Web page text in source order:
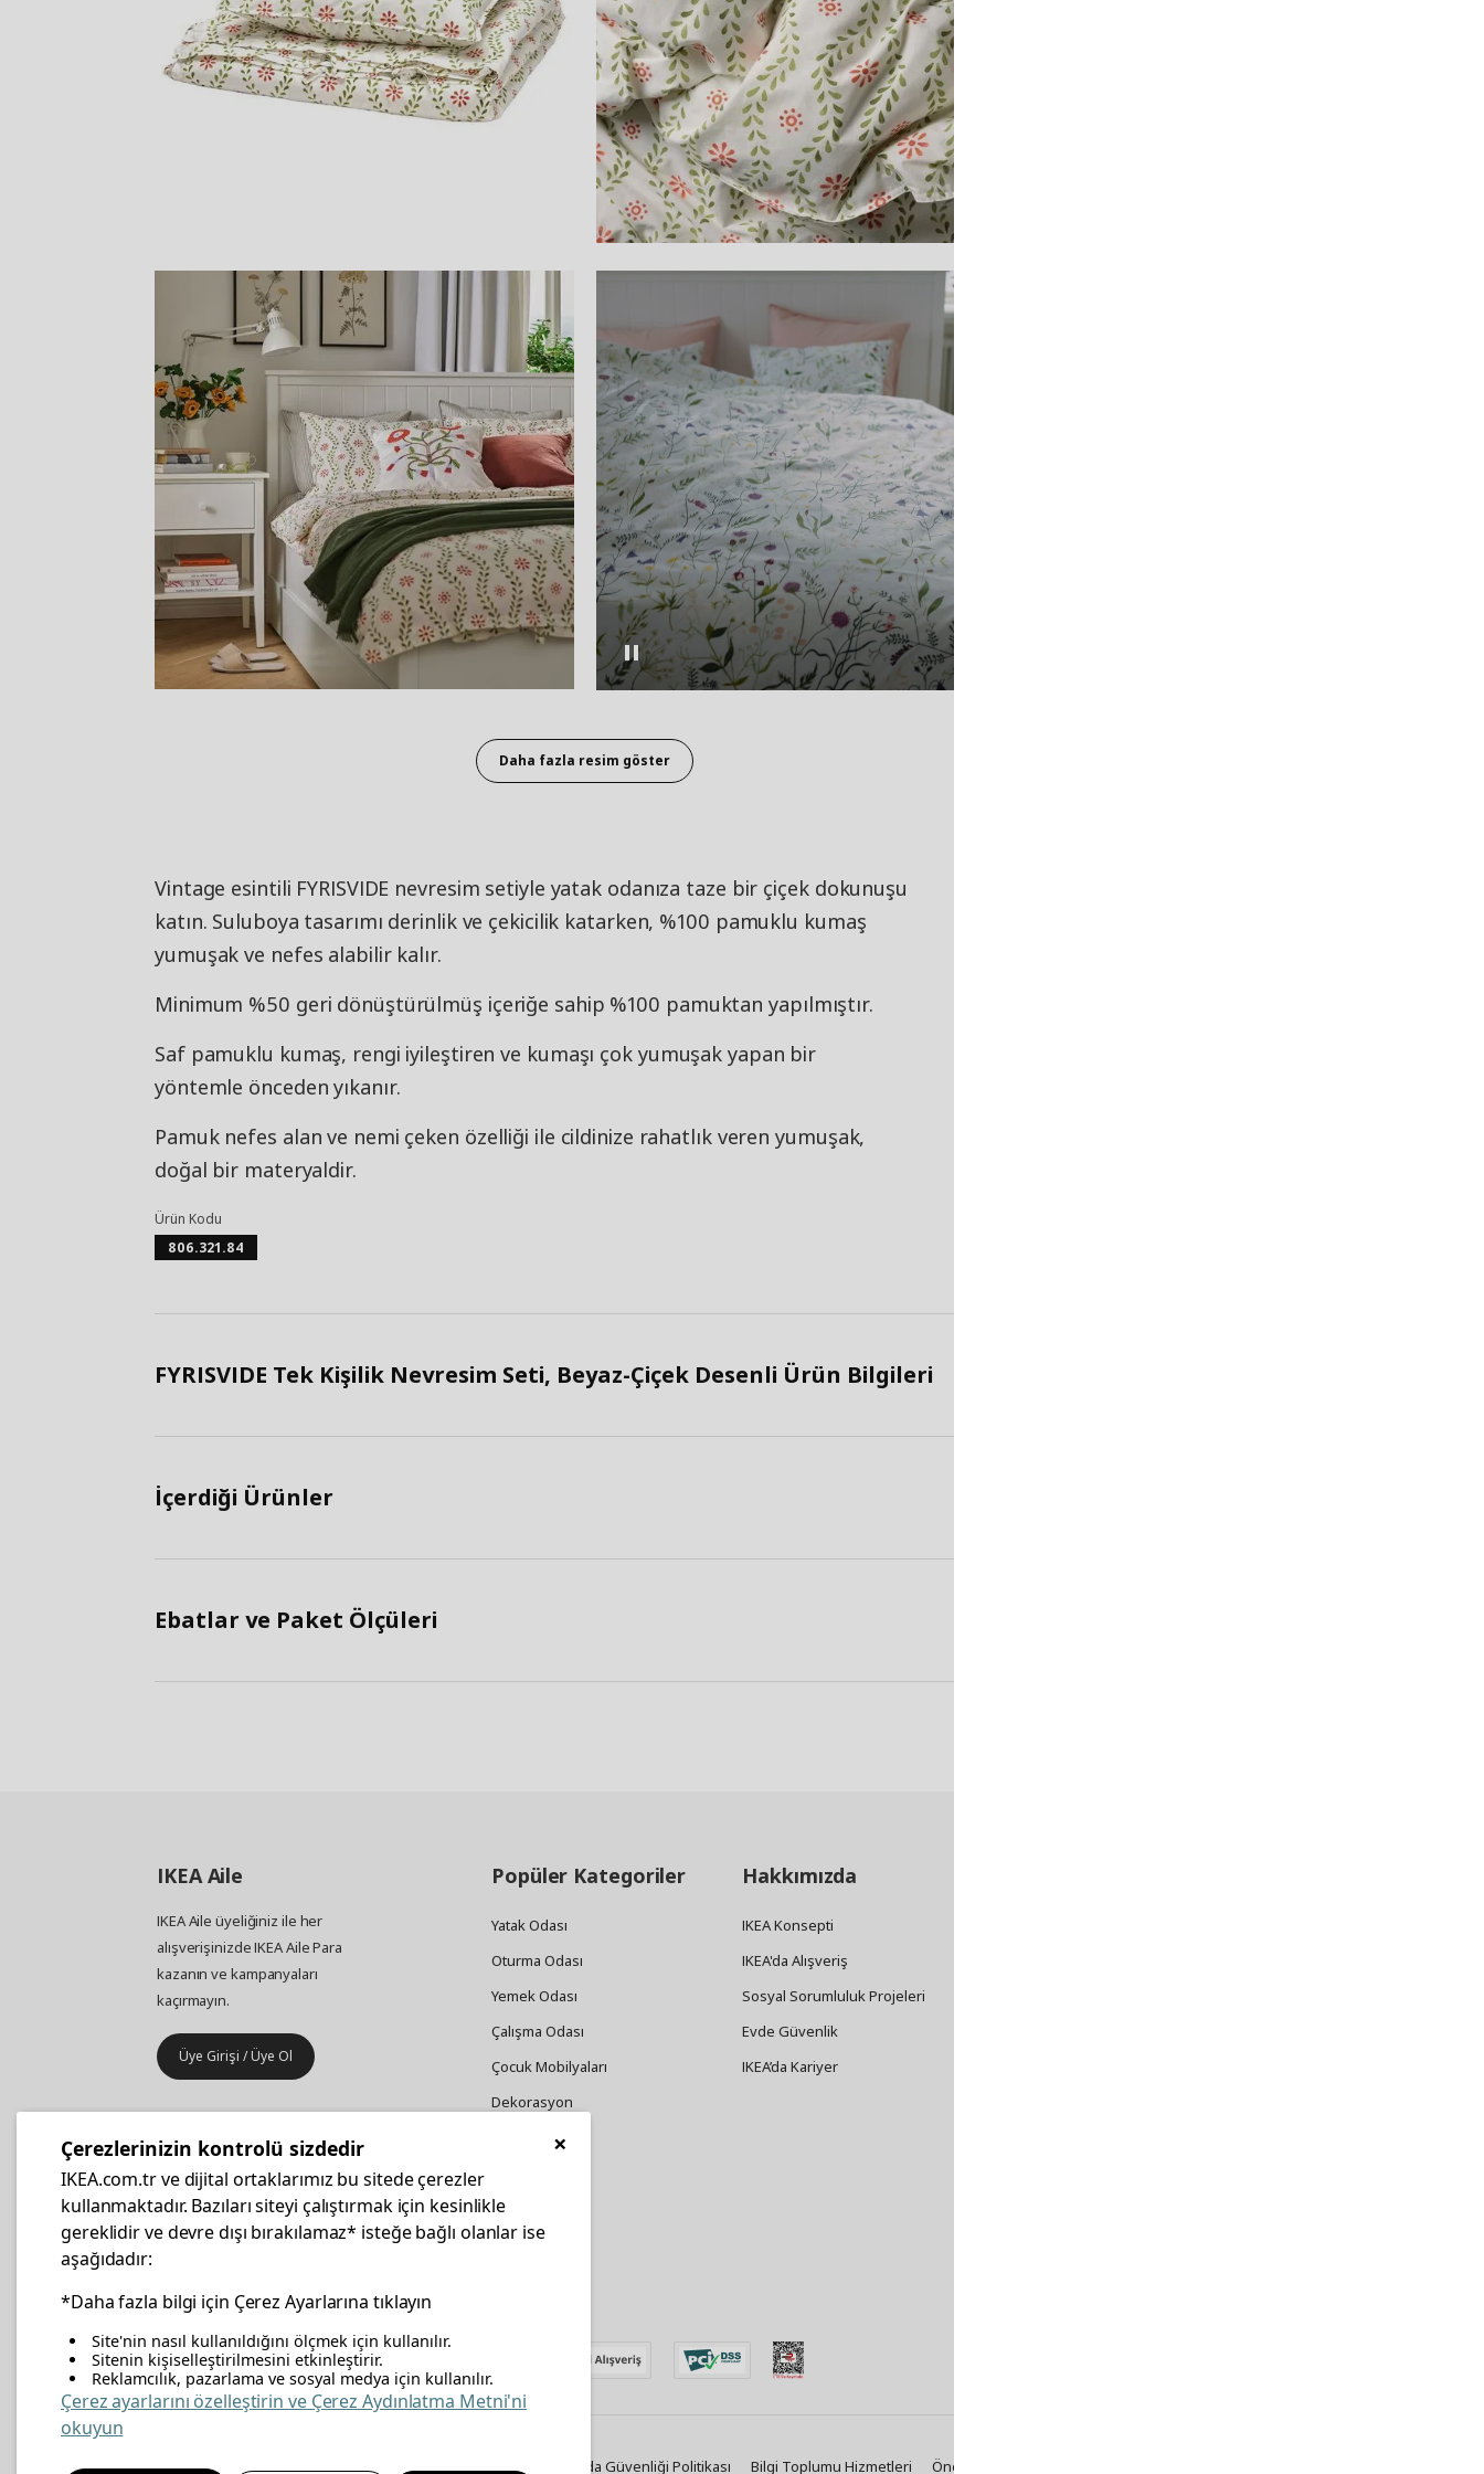
Daha fazla resim göster
Vintage esintili FYRISVIDE nevresim setiyle yatak odanıza taze bir çiçek dokunuşu
katın. Suluboya tasarımı derinlik ve çekicilik katarken, %100 pamuklu kumaş
yumuşak ve nefes alabilir kalır.
Minimum %50 geri dönüştürülmüş içeriğe sahip %100 pamuktan yapılmıştır.
Saf pamuklu kumaş, rengi iyileştiren ve kumaşı çok yumuşak yapan bir
yöntemle önceden yıkanır.
Pamuk nefes alan ve nemi çeken özelliği ile cildinize rahatlık veren yumuşak,
doğal bir materyaldir.
Ürün Kodu
806.321.84
FYRISVIDE Tek Kişilik Nevresim Seti, Beyaz-Çiçek Desenli Ürün Bilgileri
İçerdiği Ürünler
Ebatlar ve Paket Ölçüleri
IKEAAile
IKEA Aile üyeliğiniz ile her
alışverişinizde IKEA Aile Para
kazanın ve kampanyaları
kaçırmayın.
Üye Girişi / Üye Ol
İş yeri mobilya ve aksesuar
alışverişleriniz IKEA Kurumsal Kart
ile daha hesaplı.
Popüler Kategoriler
Yatak Odası
Oturma Odası
Yemek Odası
Çalışma Odası
Çocuk Mobilyaları
Dekorasyon
Züccaciye
Hakkımızda
IKEA Konsepti
IKEA'da Alışveriş
Sosyal Sorumluluk Projeleri
Evde Güvenlik
IKEA’da Kariyer
facebooktwitterinstagrampinterestyoutubelinkedin
Enerji Politikası Bilgi Güvenliği Politikası Kalite Politikası Gıda Güvenliği Politikası Bilgi Toplumu Hizmetleri Önemli Bilgilendirme
×
Çerezlerinizin kontrolü sizdedir
IKEA.com.tr ve dijital ortaklarımız bu sitede çerezler
kullanmaktadır. Bazıları siteyi çalıştırmak için kesinlikle
gereklidir ve devre dışı bırakılamaz* isteğe bağlı olanlar ise
aşağıdadır:
*Daha fazla bilgi için Çerez Ayarlarına tıklayın
Site'nin nasıl kullanıldığını ölçmek için kullanılır.
Sitenin kişiselleştirilmesini etkinleştirir.
Reklamcılık, pazarlama ve sosyal medya için kullanılır.
Çerez ayarlarını özelleştirin ve Çerez Aydınlatma Metni'ni
okuyun